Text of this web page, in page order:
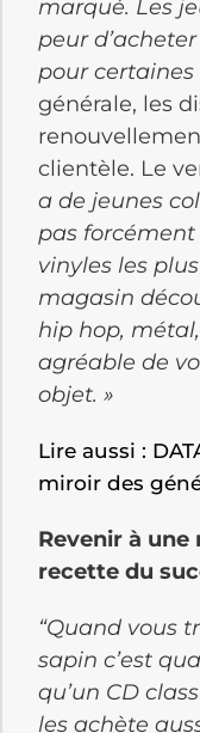
marqué. Les
peur
pour certaines
générale, les
clientèle. Le
a de jeunes
pas
vinyles les
magasin
hip hop,
agréable de
objet. »
Lire aussi :
miroir des
Revenir à
recette du
“Quand vous
sapin c’est
qu’un CD
les achète